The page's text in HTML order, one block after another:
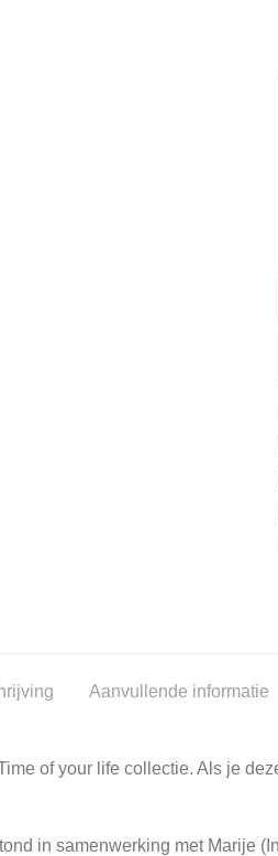
Aanvullende informatie
of your life collectie. Als je
in samenwerking met Marije